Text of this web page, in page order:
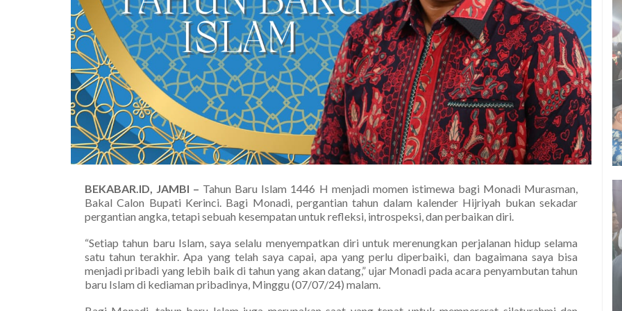
BEKABAR.ID, JAMBI – Tahun Baru Islam 1446 H menjadi momen istimewa bagi Monadi Murasman,
Bakal Calon Bupati Kerinci. Bagi Monadi, pergantian tahun dalam kalender Hijriyah bukan sekadar
pergantian angka, tetapi sebuah kesempatan untuk refleksi, introspeksi, dan perbaikan diri.
“Setiap tahun baru Islam, saya selalu menyempatkan diri untuk merenungkan perjalanan hidup selama
satu tahun terakhir. Apa yang telah saya capai, apa yang perlu diperbaiki, dan bagaimana saya bisa
menjadi pribadi yang lebih baik di tahun yang akan datang,” ujar Monadi pada acara penyambutan tahun
baru Islam di kediaman pribadinya, Minggu (07/07/24) malam.